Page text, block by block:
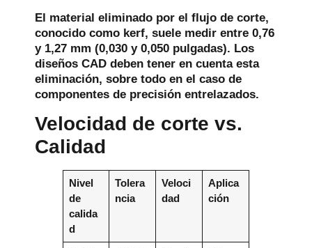
El material eliminado por el flujo de corte,
conocido como kerf, suele medir entre 0,76
y 1,27 mm (0,030 y 0,050 pulgadas). Los
diseños CAD deben tener en cuenta esta
eliminación, sobre todo en el caso de
componentes de precisión entrelazados.
Velocidad de corte vs.
Calidad
Nivel
de
calida
d
Tolera
ncia
Veloci
dad
Aplica
ción